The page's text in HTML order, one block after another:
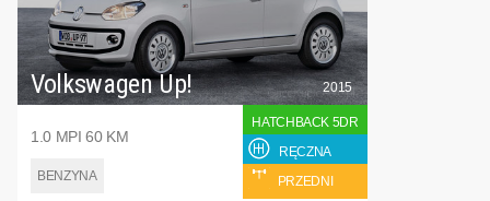
Volkswagen Up!
1.0 MPI 60 KM
BENZYNA
2015
HATCHBACK 5DR
RĘCZNA
PRZEDNI